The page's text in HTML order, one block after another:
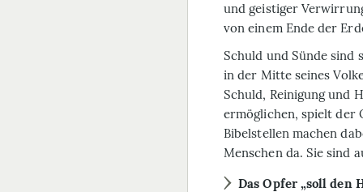
und geistiger
von einem Ende der
Schuld und Sünde sind
in der Mitte seines
Schuld, Reinigung und
ermöglichen, spielt der
Bibelstellen machen
Menschen da. Sie sind
Das Opfer „soll den